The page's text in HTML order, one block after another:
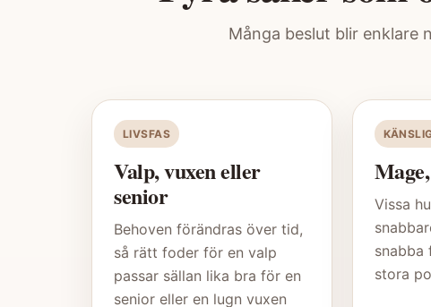
Många beslut blir enklare
LIVSFAS
Valp, vuxen eller
senior
Behoven förändras över tid,
så rätt foder för en valp
passar sällan lika bra för en
senior eller en lugn vuxen
Vissa
snabba
stora